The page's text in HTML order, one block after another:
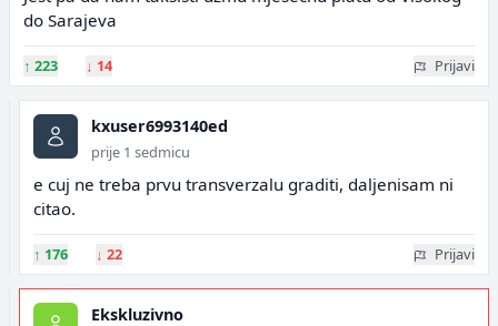
do Sarajeva
↑ 223 ↓ 14 Prijavi
kxuser6993140ed
prije 1 sedmicu
e cuj ne treba prvu transverzalu graditi, daljenisam ni
citao.
↑ 176 ↓ 22 Prijavi
Ekskluzivno